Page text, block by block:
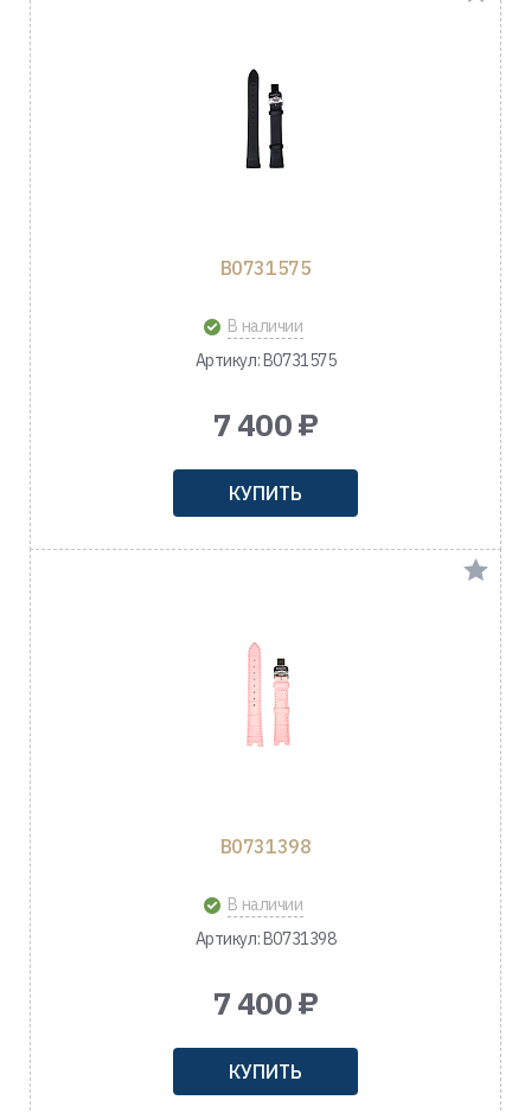
B0731575
В наличии
Артикул: B0731575
7 400 ₽
КУПИТЬ
B0731398
В наличии
Артикул: B0731398
7 400 ₽
КУПИТЬ